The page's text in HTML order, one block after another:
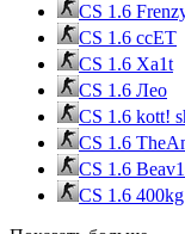
CS 1.6
CS 1.6 ccET
CS 1.6 Xa1t
CS 1.6 Лео
CS 1.6 kott!
CS 1.6
CS 1.6
CS 1.6 400kg